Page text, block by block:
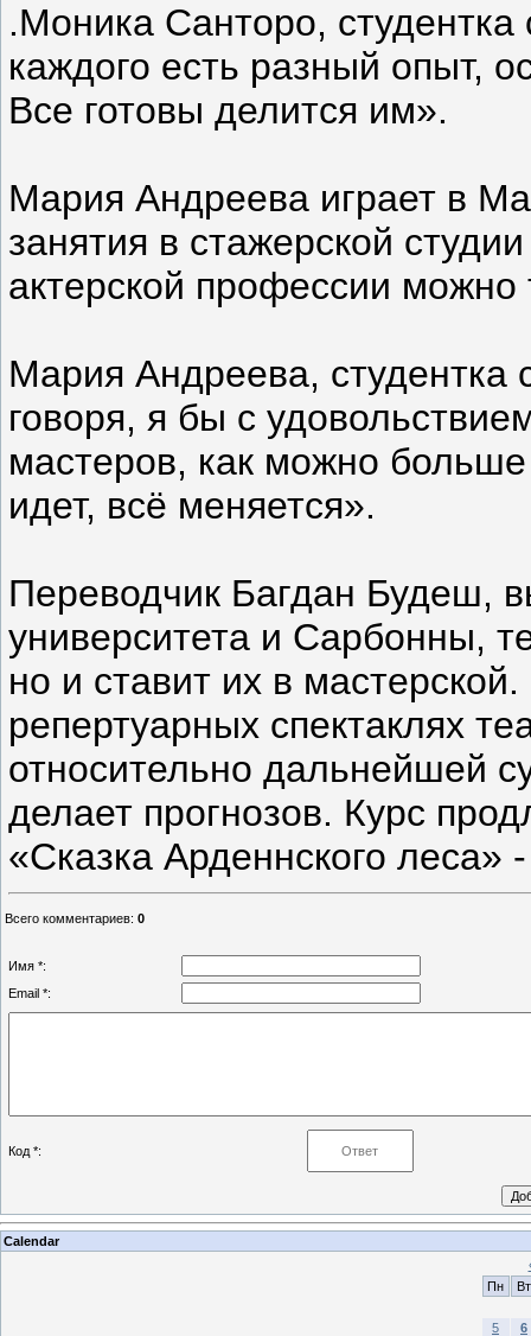
.Моника Санторо,
каждого есть разный опыт,
Все готовы делится им».
Мария Андреева играет в
занятия в стажерской
актерской профессии можно
Мария Андреева, студентка
говоря, я бы с
мастеров, как можно
идет, всё меняется».
Переводчик Багдан Будеш,
университета и Сарбонны,
но и ставит их в
репертуарных спектаклях
относительно дальнейшей
делает прогнозов. Курс
«Сказка Арденнского леса»
Всего комментариев: 0
Имя *:
Email *:
Код *:
Calendar
Пн
Вт
5 6